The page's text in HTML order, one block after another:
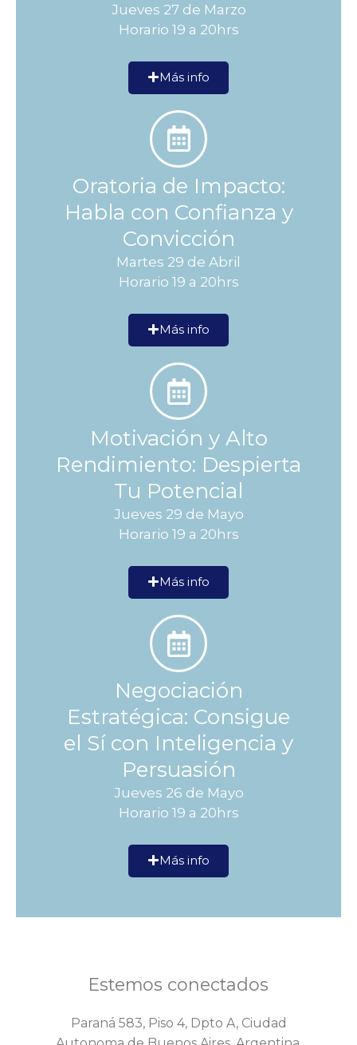
Jueves 27 de Marzo
Horario 19 a 20hrs
Más info
Oratoria de Impacto:
Habla con Confianza y
Convicción
Martes 29 de Abril
Horario 19 a 20hrs
Más info
Motivación y Alto
Rendimiento: Despierta
Tu Potencial
Jueves 29 de Mayo
Horario 19 a 20hrs
Más info
Negociación
Estratégica: Consigue
el Sí con Inteligencia y
Persuasión
Jueves 26 de Mayo
Horario 19 a 20hrs
Más info
Estemos conectados
Paraná 583, Piso 4, Dpto A, Ciudad